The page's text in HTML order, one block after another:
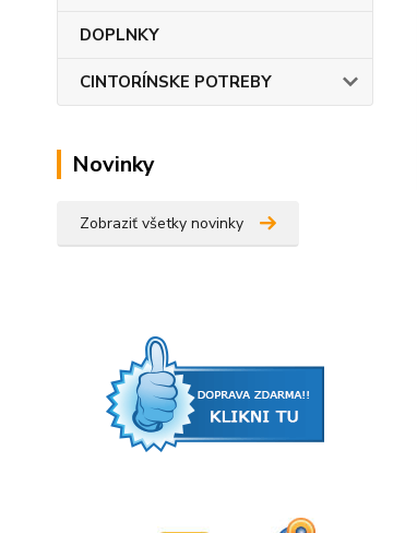
DOPLNKY
CINTORÍNSKE POTREBY
Novinky
Zobraziť všetky novinky